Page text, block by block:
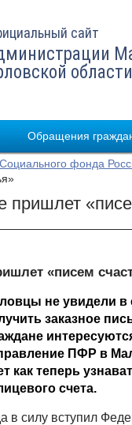
сайт
области
Обращения
фонда
«писем
не увидели
заказное
ПФР в
как теперь
счета.
в силу вступил